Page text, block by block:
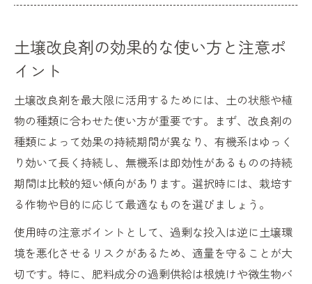
土壌改良剤の効果的な使い方と注意ポ
イント
土壌改良剤を最大限に活用するためには、土の状態や植
物の種類に合わせた使い方が重要です。まず、改良剤の
種類によって効果の持続期間が異なり、有機系はゆっく
り効いて長く持続し、無機系は即効性があるものの持続
期間は比較的短い傾向があります。選択時には、栽培す
る作物や目的に応じて最適なものを選びましょう。
使用時の注意ポイントとして、過剰な投入は逆に土壌環
境を悪化させるリスクがあるため、適量を守ることが大
切です。特に、肥料成分の過剰供給は根焼けや微生物バ